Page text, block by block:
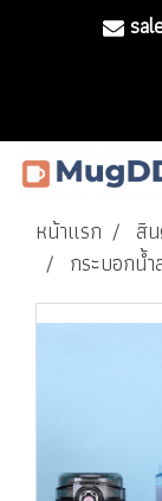
หน้าแรก สิ
กระบอกน้